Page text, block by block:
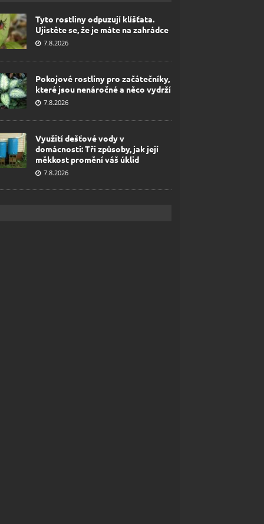
Tyto rostliny odpuzují klíšťata.
Ujistěte se, že je máte na zahrádce
7.8.2026
Pokojové rostliny pro začátečníky,
které jsou nenáročné a něco vydrží
7.8.2026
Využití dešťové vody v
domácnosti: Tři způsoby, jak její
měkkost promění váš úklid
7.8.2026